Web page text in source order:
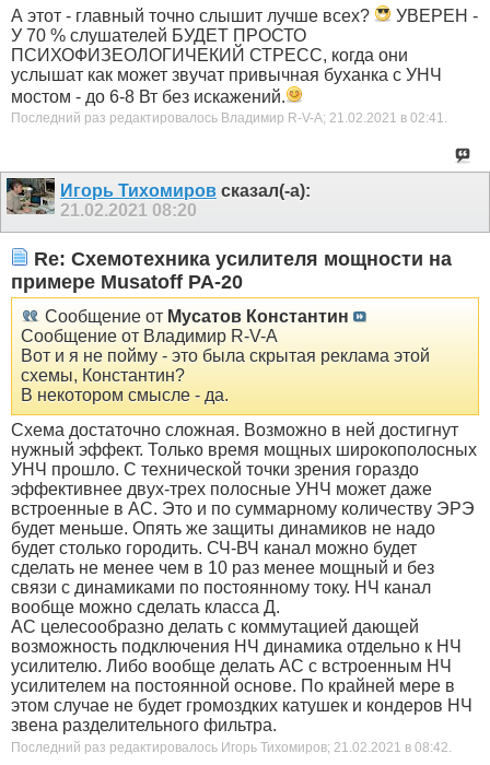
А этот - главный точно слышит лучше всех?
УВЕРЕН -
У 70 % слушателей БУДЕТ ПРОСТО
ПСИХОФИЗЕОЛОГИЧЕКИЙ СТРЕСС, когда они
услышат как может звучат привычная буханка с УНЧ
мостом - до 6-8 Вт без искажений.
Последний раз редактировалось Владимир R-V-A; 21.02.2021 в 02:41
Игорь Тихомиров сказал(-а):
21.02.2021 08:20
Re: Схемотехника усилителя мощности на
примере Musatoff PA-20
Сообщение от Мусатов Константин
Сообщение от Владимир R-V-A
Вот и я не пойму - это была скрытая реклама этой
схемы, Константин?
В некотором смысле - да.
Схема достаточно сложная. Возможно в ней достигнут
нужный эффект. Только время мощных широкополосных
УНЧ прошло. С технической точки зрения гораздо
эффективнее двух-трех полосные УНЧ может даже
встроенные в АС. Это и по суммарному количеству ЭРЭ
будет меньше. Опять же защиты динамиков не надо
будет столько городить. СЧ-ВЧ канал можно будет
сделать не менее чем в 10 раз менее мощный и без
связи с динамиками по постоянному току. НЧ канал
вообще можно сделать класса Д.
АС целесообразно делать с коммутацией дающей
возможность подключения НЧ динамика отдельно к НЧ
усилителю. Либо вообще делать АС с встроенным НЧ
усилителем на постоянной основе. По крайней мере в
этом случае не будет громоздких катушек и кондеров НЧ
звена разделительного фильтра.
Последний раз редактировалось Игорь Тихомиров; 21.02.2021 в 08:42